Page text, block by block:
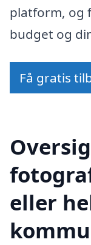
platform, og
budget og
Få gratis
eller